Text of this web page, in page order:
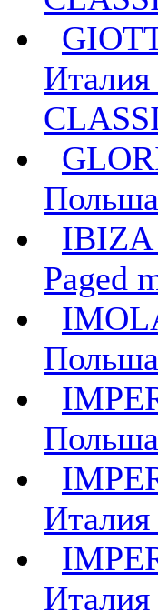
IBIZA
Paged